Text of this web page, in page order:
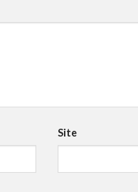
Site